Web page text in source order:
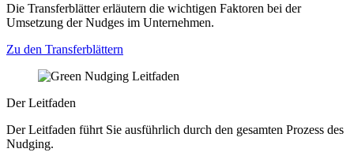
Die Transferblätter erläutern die wichtigen Faktoren bei der
Umsetzung der Nudges im Unternehmen.
Zu den Transferblättern
Der Leitfaden
Der Leitfaden führt Sie ausführlich durch den gesamten Prozess des
Nudging.